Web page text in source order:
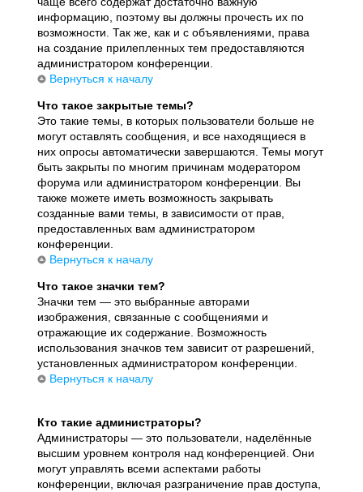
информацию, поэтому вы должны прочесть их по
возможности. Так же, как и с объявлениями, права
на создание прилепленных тем предоставляются
администратором конференции.
Вернуться к началу
Что такое закрытые темы?
Это такие темы, в которых пользователи больше не
могут оставлять сообщения, и все находящиеся в
них опросы автоматически завершаются. Темы могут
быть закрыты по многим причинам модератором
форума или администратором конференции. Вы
также можете иметь возможность закрывать
созданные вами темы, в зависимости от прав,
предоставленных вам администратором
конференции.
Вернуться к началу
Что такое значки тем?
Значки тем — это выбранные авторами
изображения, связанные с сообщениями и
отражающие их содержание. Возможность
использования значков тем зависит от разрешений,
установленных администратором конференции.
Вернуться к началу
Кто такие администраторы?
Администраторы — это пользователи, наделённые
высшим уровнем контроля над конференцией. Они
могут управлять всеми аспектами работы
конференции, включая разграничение прав доступа,